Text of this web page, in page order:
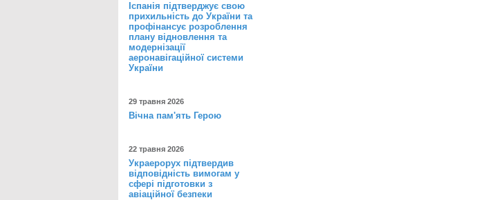
Іспанія підтверджує свою
прихильність до України та
профінансує розроблення
плану відновлення та
модернізації
аеронавігаційної системи
України
29 травня 2026
Вічна пам'ять Герою
22 травня 2026
Украерорух підтвердив
відповідність вимогам у
сфері підготовки з
авіаційної безпеки